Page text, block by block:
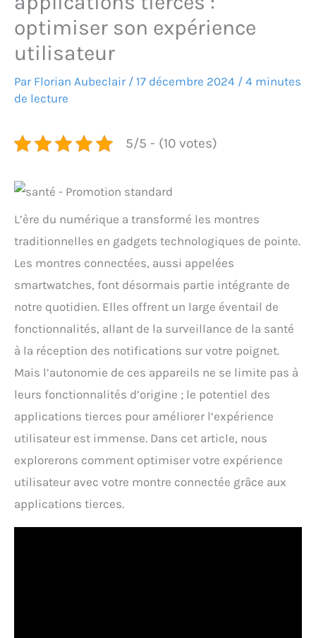
optimiser son expérience
utilisateur
Par Florian Aubeclair / 17 décembre 2024 / 4 minutes
de lecture
5/5 - (10 votes)
L’ère du numérique a transformé les montres
traditionnelles en gadgets technologiques de pointe.
Les montres connectées, aussi appelées
smartwatches, font désormais partie intégrante de
notre quotidien. Elles offrent un large éventail de
fonctionnalités, allant de la surveillance de la santé
à la réception des notifications sur votre poignet.
Mais l’autonomie de ces appareils ne se limite pas à
leurs fonctionnalités d’origine ; le potentiel des
applications tierces pour améliorer l’expérience
utilisateur est immense. Dans cet article, nous
explorerons comment optimiser votre expérience
utilisateur avec votre montre connectée grâce aux
applications tierces.